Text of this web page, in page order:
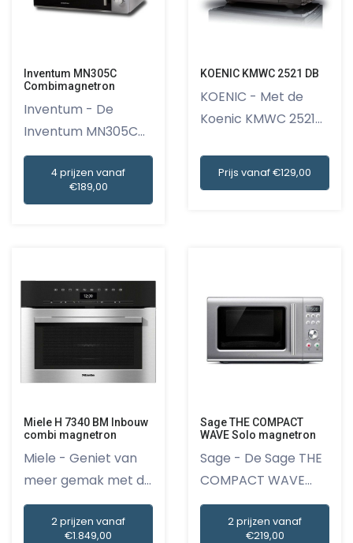
Inventum MN305C
Combimagnetron
Inventum - De
Inventum MN305C
Combimagnetro...
4 prijzen vanaf
€189,00
KOENIC KMWC 2521 DB
KOENIC - Met de
Koenic KMWC 2521
Prijs vanaf €129,00
Miele H 7340 BM Inbouw
combi magnetron
Miele - Geniet van
meer gemak met de
Miele...
2 prijzen vanaf
€1.849,00
Sage THE COMPACT
WAVE Solo magnetron
Sage - De Sage THE
COMPACT WAVE
Solo magnet...
2 prijzen vanaf
€219,00